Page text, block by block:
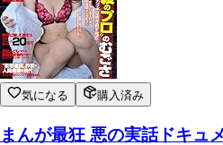
気になる 購入済み
まんが最狂 悪の実話ドキュ